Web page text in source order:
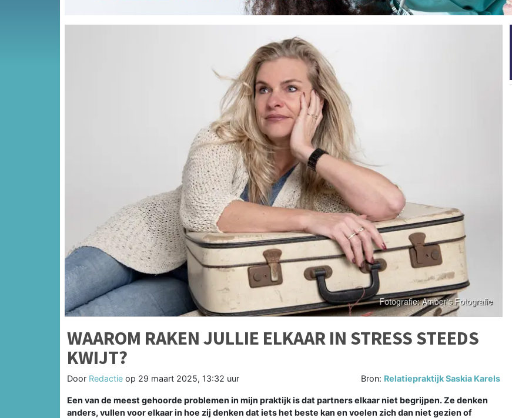
WAAROM RAKEN JULLIE ELKAAR IN STRESS STEEDS
KWIJT?
Door Redactie op 29 maart 2025, 13:32 uur Bron: Relatiepraktijk Saskia Karels
Een van de meest gehoorde problemen in mijn praktijk is dat partners elkaar niet begrijpen. Ze denken
anders, vullen voor elkaar in hoe zij denken dat iets het beste kan en voelen zich dan niet gezien of